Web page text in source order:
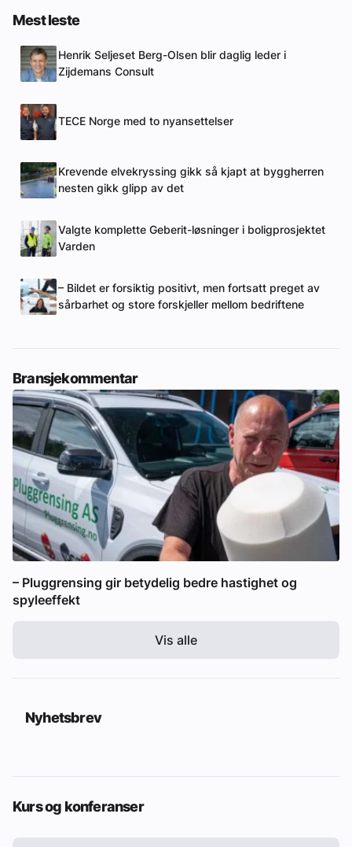
Mest leste
Henrik Seljeset Berg-Olsen blir daglig leder i
Zijdemans Consult
TECE Norge med to nyansettelser
Krevende elvekryssing gikk så kjapt at byggherren
nesten gikk glipp av det
Valgte komplette Geberit-løsninger i boligprosjektet
Varden
– Bildet er forsiktig positivt, men fortsatt preget av
sårbarhet og store forskjeller mellom bedriftene
Bransjekommentar
– Pluggrensing gir betydelig bedre hastighet og
spyleeffekt
Vis alle
Nyhetsbrev
Kurs og konferanser